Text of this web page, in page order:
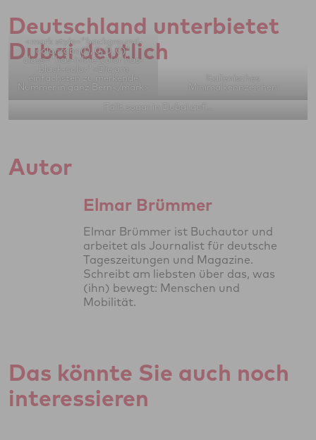
Deutschland unterbietet
Dubai deutlich
<mark style="background-
color:rgba(0, 0, 0, 0)"
class="has-inline-color has-
black-color">Die am
einfachsten zu merkende
Nummer in ganz Bern</mark>
Italienisches
Minimalkennzeichen
Fällt sogar in Dubai auf…
Autor
Elmar Brümmer
Elmar Brümmer ist Buchautor und
arbeitet als Journalist für deutsche
Tageszeitungen und Magazine.
Schreibt am liebsten über das, was
(ihn) bewegt: Menschen und
Mobilität.
Das könnte Sie auch noch
interessieren